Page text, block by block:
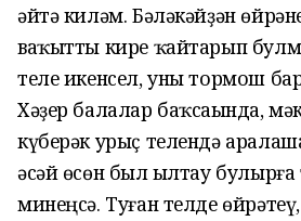
әйтә киләм. Бәләкәйҙән
ваҡытты кире ҡайтарып
теле икенсел, уны тормош
Хәҙер балалар баҡсаһында,
күберәк урыҫ телендә
әсәй өсөн был һылтау
минеңсә. Туған телде өйрәтеү,